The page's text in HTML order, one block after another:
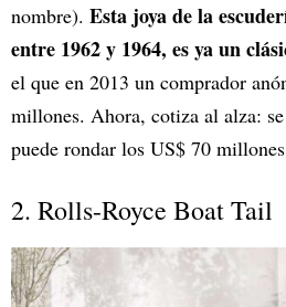
nombre). Esta joya de la
entre 1962 y 1964, es ya un
el que en 2013 un comprador
millones. Ahora, cotiza al alza:
puede rondar los US$ 70
2. Rolls-Royce Boat Tail